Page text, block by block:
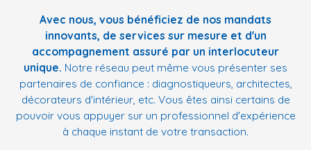
Avec nous, vous bénéficiez de nos mandats
innovants, de services sur mesure et d'un
accompagnement assuré par un interlocuteur
unique. Notre réseau peut même vous présenter ses
partenaires de confiance : diagnostiqueurs, architectes,
décorateurs d'intérieur, etc. Vous êtes ainsi certains de
pouvoir vous appuyer sur un professionnel d'expérience
à chaque instant de votre transaction.